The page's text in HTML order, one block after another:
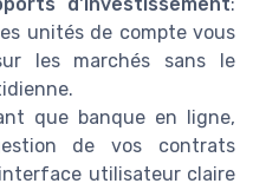
d'investissement:
unités de compte vous
les marchés sans le
que banque en ligne,
de vos contrats
utilisateur claire